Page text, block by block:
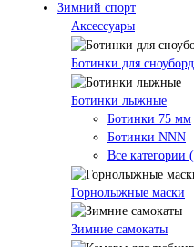
Зимний спорт
Аксессуары
Ботинки для
Ботинки лыжные
Ботинки 75 мм
Ботинки NNN
Все категории
Горнолыжные маски
Зимние самокаты